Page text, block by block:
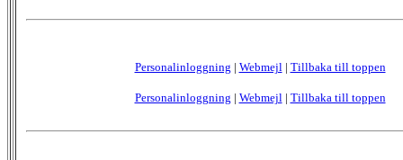
Personalinloggning | Webmejl | Tillbaka till toppen
Personalinloggning | Webmejl | Tillbaka till toppen